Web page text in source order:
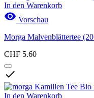
In den Warenkorb
 Vorschau
Morga Malvenblättertee
CHF 5.60

In den Warenkorb